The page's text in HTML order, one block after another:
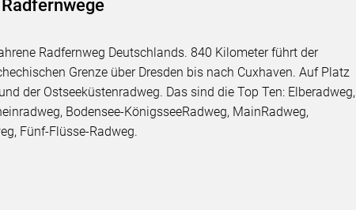
Radfernweg Deutschlands. 840 Kilometer führt der
Grenze über Dresden bis nach Cuxhaven. Auf Platz
der Ostseeküstenradweg. Das sind die Top Ten: Elberadweg,
Bodensee-KönigsseeRadweg, MainRadweg,
Fünf-Flüsse-Radweg.